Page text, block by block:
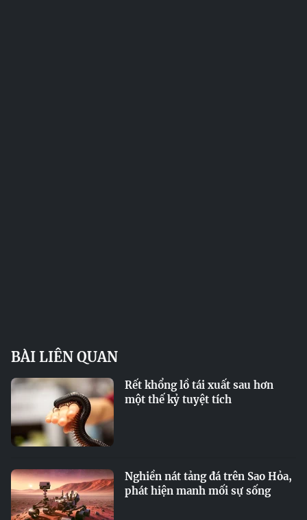
BÀI LIÊN QUAN
Rết khổng lồ tái xuất sau hơn
một thế kỷ tuyệt tích
Nghiền nát tảng đá trên Sao Hỏa,
phát hiện manh mối sự sống